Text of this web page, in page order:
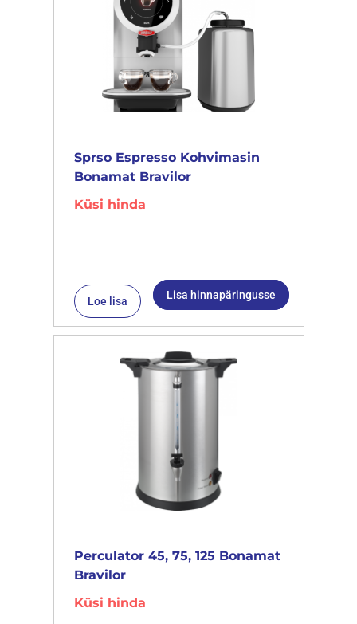
Sprso Espresso Kohvimasin
Bonamat Bravilor
Küsi hinda
Loe lisa Lisa hinnapäringusse
Perculator 45, 75, 125 Bonamat
Bravilor
Küsi hinda